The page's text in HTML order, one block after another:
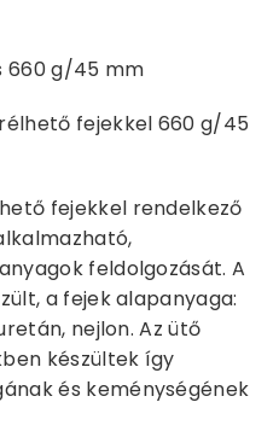
660 g/45 mm
fejekkel 660 g/45
fejekkel rendelkező
feldolgozását. A
a fejek alapanyaga:
nejlon. Az ütő
készültek így
és keménységének